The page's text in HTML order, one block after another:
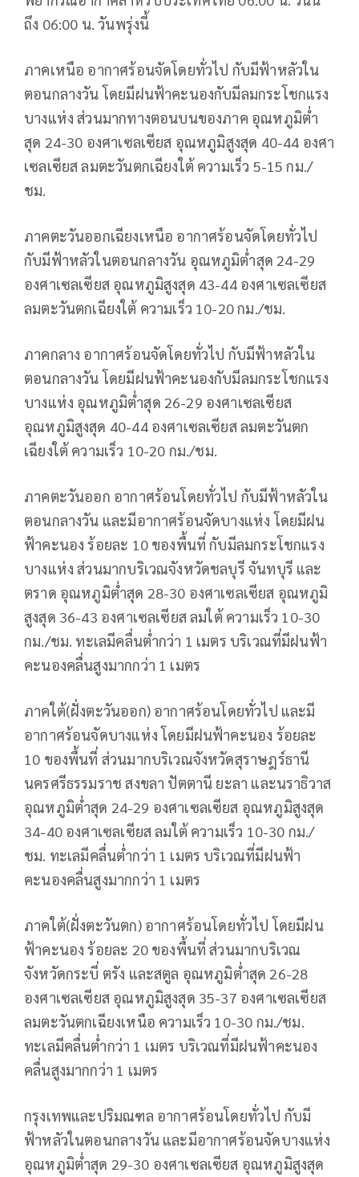
ถึง 06:00 น. วันพรุ่งนี้
ภาคเหนือ อากาศร้อนจัดโดยทั่วไป กับมีฟ้าหลัวใน
ตอนกลางวัน โดยมีฝนฟ้าคะนองกับมีลมกระโชกแรง
บางแห่ง ส่วนมากทางตอนบนของภาค อุณหภูมิต่ำ
สุด 24-30 องศาเซลเซียส อุณหภูมิสูงสุด 40-44 องศา
เซลเซียส ลมตะวันตกเฉียงใต้ ความเร็ว 5-15 กม./
ชม.
ภาคตะวันออกเฉียงเหนือ อากาศร้อนจัดโดยทั่วไป
กับมีฟ้าหลัวในตอนกลางวัน อุณหภูมิต่ำสุด 24-29
องศาเซลเซียส อุณหภูมิสูงสุด 43-44 องศาเซลเซียส
ลมตะวันตกเฉียงใต้ ความเร็ว 10-20 กม./ชม.
ภาคกลาง อากาศร้อนจัดโดยทั่วไป กับมีฟ้าหลัวใน
ตอนกลางวัน โดยมีฝนฟ้าคะนองกับมีลมกระโชกแรง
บางแห่ง อุณหภูมิต่ำสุด 26-29 องศาเซลเซียส
อุณหภูมิสูงสุด 40-44 องศาเซลเซียส ลมตะวันตก
เฉียงใต้ ความเร็ว 10-20 กม./ชม.
ภาคตะวันออก อากาศร้อนโดยทั่วไป กับมีฟ้าหลัวใน
ตอนกลางวัน และมีอากาศร้อนจัดบางแห่ง โดยมีฝน
ฟ้าคะนอง ร้อยละ 10 ของพื้นที่ กับมีลมกระโชกแรง
บางแห่ง ส่วนมากบริเวณจังหวัดชลบุรี จันทบุรี และ
ตราด อุณหภูมิต่ำสุด 28-30 องศาเซลเซียส อุณหภูมิ
สูงสุด 36-43 องศาเซลเซียส ลมใต้ ความเร็ว 10-30
กม./ชม. ทะเลมีคลื่นต่ำกว่า 1 เมตร บริเวณที่มีฝนฟ้า
คะนองคลื่นสูงมากกว่า 1 เมตร
ภาคใต้(ฝั่งตะวันออก) อากาศร้อนโดยทั่วไป และมี
อากาศร้อนจัดบางแห่ง โดยมีฝนฟ้าคะนอง ร้อยละ
10 ของพื้นที่ ส่วนมากบริเวณจังหวัดสุราษฎร์ธานี
นครศรีธรรมราช สงขลา ปัตตานี ยะลา และนราธิวาส
อุณหภูมิต่ำสุด 24-29 องศาเซลเซียส อุณหภูมิสูงสุด
34-40 องศาเซลเซียส ลมใต้ ความเร็ว 10-30 กม./
ชม. ทะเลมีคลื่นต่ำกว่า 1 เมตร บริเวณที่มีฝนฟ้า
คะนองคลื่นสูงมากกว่า 1 เมตร
ภาคใต้(ฝั่งตะวันตก) อากาศร้อนโดยทั่วไป โดยมีฝน
ฟ้าคะนอง ร้อยละ 20 ของพื้นที่ ส่วนมากบริเวณ
จังหวัดกระบี่ ตรัง และสตูล อุณหภูมิต่ำสุด 26-28
องศาเซลเซียส อุณหภูมิสูงสุด 35-37 องศาเซลเซียส
ลมตะวันตกเฉียงเหนือ ความเร็ว 10-30 กม./ชม.
ทะเลมีคลื่นต่ำกว่า 1 เมตร บริเวณที่มีฝนฟ้าคะนอง
คลื่นสูงมากกว่า 1 เมตร
กรุงเทพและปริมณฑล อากาศร้อนโดยทั่วไป กับมี
ฟ้าหลัวในตอนกลางวัน และมีอากาศร้อนจัดบางแห่ง
อุณหภูมิต่ำสุด 29-30 องศาเซลเซียส อุณหภูมิสูงสุด